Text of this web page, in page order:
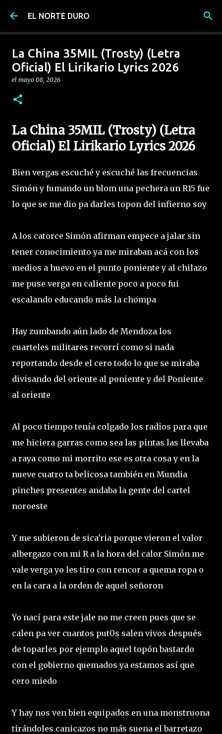
Ir al contenido principal
EL NORTE DURO
La China 35MIL (Trosty) (Letra
Oficial) El Lirikario Lyrics 2026
el mayo 08, 2026
La China 35MIL (Trosty) (Letra
Oficial) El Lirikario Lyrics 2026
Bien vergas escuché y escuché las frecuencias
Simón y fumando un blom una pechera un R15 fue
lo que se me dio pa darles topon del infierno soy
A los catorce Simón afirman empece a jalar sin
tener conocimiento ya me miraban acá con los
medios a huevo en el punto poniente y al chilazo
me puse verga en caliente poco a poco fui
escalando educando más la chompa
Hay zumbando aún lado de Mendoza los
cuarteles militares recorrí como si nada
reportando desde el cero todo lo que se miraba
divisando del oriente al poniente y del Poniente
al oriente
Al poco tiempo tenía colgado los radios para que
me hiciera garras como sea las pintas las llevaba
a raya como mi morrito ese es otra cosa y en la
nueve cuatro ta belicosa también en Mundia
pinches presentes andaba la gente del cartel
noroeste
Y me subieron de sica'ria porque vieron el valor
albergazo con mi R a la hora del calor Simón me
vale verga yo les tiro con rencor a quema ropa o
en la cara a la orden de aquel señoron
Yo nací para este jale no me creen pues que se
calen pa ver cuantos put0s salen vivos después
de toparles por ejemplo aquel topón bastardo
con el gobierno quemados ya estamos así que
cero miedo
Y hay nos ven bien equipados en una monstruona
tirándoles canicazos no más suena el barretazo